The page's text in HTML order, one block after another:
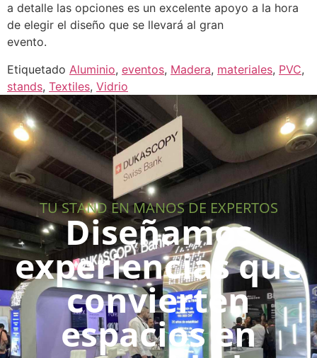
a detalle las opciones es un excelente apoyo a la hora
de elegir el diseño que se llevará al gran
evento.
Etiquetado Aluminio, eventos, Madera, materiales, PVC,
stands, Textiles, Vidrio
TU STAND EN MANOS DE EXPERTOS
Diseñamos
experiencias que
convierten
espacios en